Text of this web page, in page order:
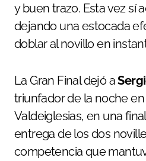
y buen trazo. Esta vez sí
dejando una estocada
doblar al novillo en
La Gran Final dejó a
triunfador de la noche
Valdeiglesias, en una
entrega de los dos
competencia que